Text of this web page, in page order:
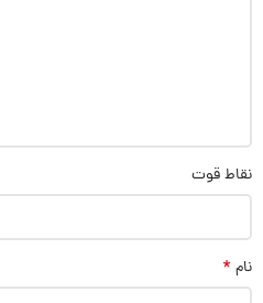
نقاط قوت
نام *